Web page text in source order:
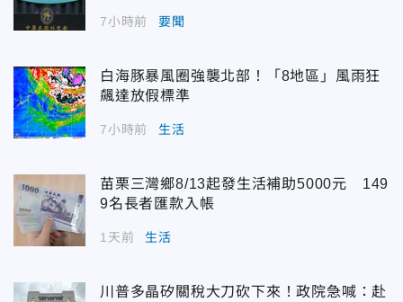
7小時前 要聞
白海豚暴風圈強襲北部！「8地區」風雨狂
飆達放假標準
7小時前 生活
苗栗三灣鄉8/13起發生活補助5000元 149
9名長者匯款入帳
1天前 生活
川普多晶矽關稅大刀砍下來！政院急喊：赴